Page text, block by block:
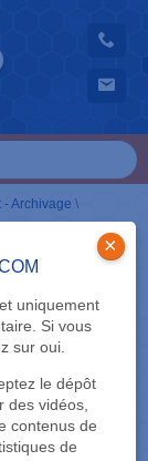
uniquement
Si vous
sur oui.
le dépôt
des vidéos,
contenus de
de
×
Archivage \